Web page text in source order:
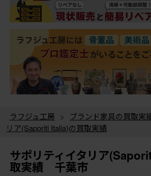
ラフジュ工房 > ブランド家具の買取実
リア(Saporiti Italia)の買取実績
サポリティイタリア
取実績 千葉市